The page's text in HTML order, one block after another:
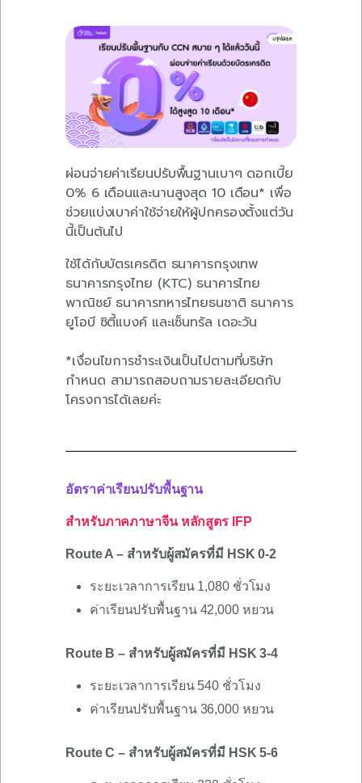
ผ่อนจ่ายค่าเรียนปรับพื้นฐานเบาๆ ดอกเบี้ย
0% 6 เดือนและนานสูงสุด 10 เดือน* เพื่อ
ช่วยแบ่งเบาค่าใช้จ่ายให้ผู้ปกครองตั้งแต่วัน
นี้เป็นต้นไป
ใช้ได้กับบัตรเครดิต ธนาคารกรุงเทพ
ธนาคารกรุงไทย (KTC) ธนาคารไทย
พาณิชย์ ธนาคารทหารไทยธนชาติ ธนาคาร
ยูโอบี ซิตี้แบงค์ และเซ็นทรัล เดอะวัน
*เงื่อนไขการชำระเงินเป็นไปตามที่บริษัท
กำหนด สามารถสอบถามรายละเอียดกับ
โครงการได้เลยค่ะ
อัตราค่าเรียนปรับพื้นฐาน
สำหรับภาคภาษาจีน หลักสูตร IFP
Route A – สำหรับผู้สมัครที่มี HSK 0-2
ระยะเวลาการเรียน 1,080 ชั่วโมง
ค่าเรียนปรับพื้นฐาน 42,000 หยวน
Route B – สำหรับผู้สมัครที่มี HSK 3-4
ระยะเวลาการเรียน 540 ชั่วโมง
ค่าเรียนปรับพื้นฐาน 36,000 หยวน
Route C – สำหรับผู้สมัครที่มี HSK 5-6